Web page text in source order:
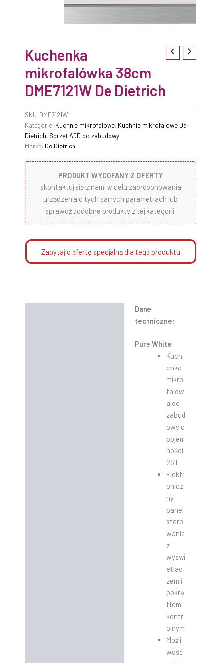
Kuchenka
mikrofalówka 38cm
DME7121W De Dietrich
SKU: DME7121W
Kategorie: Kuchnie mikrofalowe, Kuchnie mikrofalowe De
Dietrich, Sprzęt AGD do zabudowy
Marka: De Dietrich
PRODUKT WYCOFANY Z OFERTY
skontaktuj się z nami w celu zaproponowania
urządzenia o tych samych parametrach lub
sprawdź podobne produkty z tej kategorii.
Zapytaj o ofertę specjalną dla tego produktu
Dane
techniczne:
Pure White
Kuch
enka
mikro
falow
a do
zabud
owy o
pojem
ności
26 l
Elektr
onicz
ny
panel
stero
wania
z
wyświ
etlac
zem i
pokrę
tłem
kontr
olnym
Możli
wość